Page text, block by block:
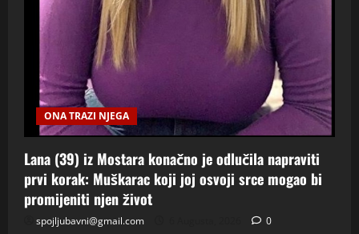
ONA TRAZI NJEGA
Lana (39) iz Mostara konačno je odlučila napraviti
prvi korak: Muškarac koji joj osvoji srce mogao bi
promijeniti njen život
spojljubavni@gmail.com 0